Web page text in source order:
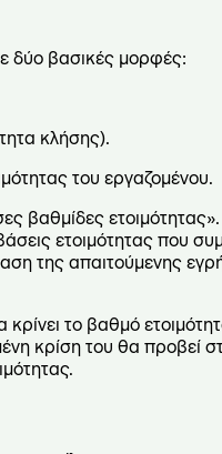
δύο βασικές μορφές:
κλήσης).
του εργαζομένου.
βαθμίδες
ετοιμότητας που
της απαιτούμενης
το βαθμό
κρίση του θα προβεί